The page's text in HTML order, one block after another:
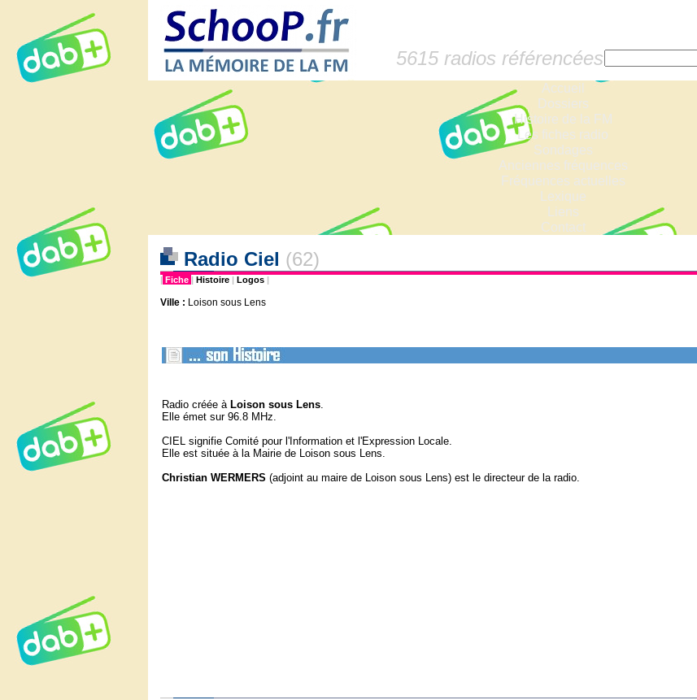
5615 radios référencées
Accueil
Dossiers
Histoire de la FM
Les fiches radio
Sondages
Anciennes fréquences
Fréquences actuelles
Lexique
Liens
Contact
Radio Ciel (62)
| Fiche | Histoire | Logos |
Ville : Loison sous Lens
Radio créée à Loison sous Lens.
Elle émet sur 96.8 MHz.
CIEL signifie Comité pour l'Information et l'Expression Locale.
Elle est située à la Mairie de Loison sous Lens.
Christian WERMERS (adjoint au maire de Loison sous Lens) est le directeur de la radio.